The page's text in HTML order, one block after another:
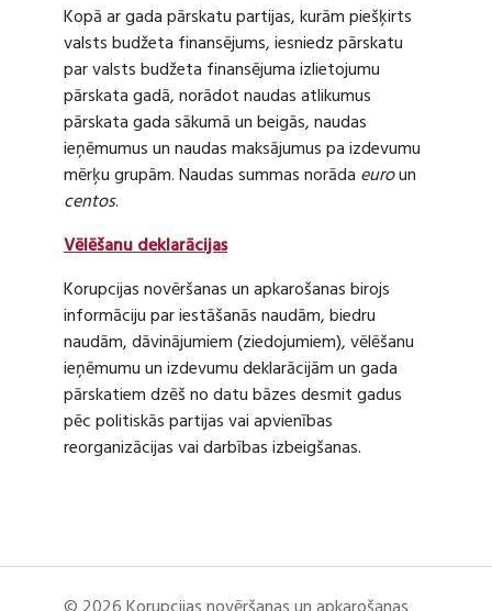
Kopā ar gada pārskatu partijas, kurām piešķirts
valsts budžeta finansējums, iesniedz pārskatu
par valsts budžeta finansējuma izlietojumu
pārskata gadā, norādot naudas atlikumus
pārskata gada sākumā un beigās, naudas
ieņēmumus un naudas maksājumus pa izdevumu
mērķu grupām. Naudas summas norāda euroun
centos.
Vēlēšanu deklarācijas
Korupcijas novēršanas un apkarošanas birojs
informāciju par iestāšanās naudām, biedru
naudām, dāvinājumiem (ziedojumiem), vēlēšanu
ieņēmumu un izdevumu deklarācijām un gada
pārskatiem dzēš no datu bāzes desmit gadus
pēc politiskās partijas vai apvienības
reorganizācijas vai darbības izbeigšanas.